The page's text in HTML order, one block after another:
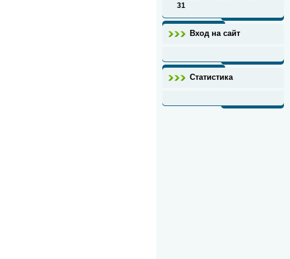
31
Вход на сайт
Статистика